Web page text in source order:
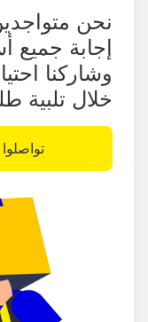
نحن
إجابة جميع
وشاركنا
خلال تلبية